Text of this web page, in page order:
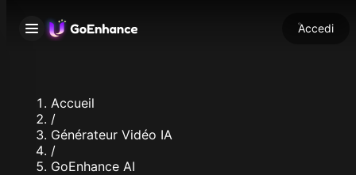
Accedi
Accueil
/
Générateur Vidéo IA
/
GoEnhance AI